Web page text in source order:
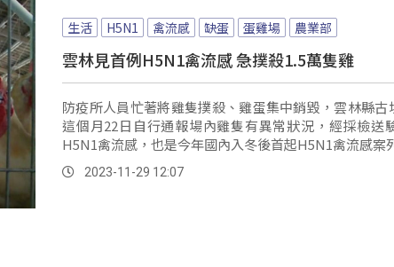
生活 H5N1 禽流感 缺蛋 蛋雞場 農業部
雲林見首例H5N1禽流感 急撲殺1.5萬隻雞
防疫所人員忙著將雞隻撲殺、雞蛋集中銷毀，雲林縣古
這個月22日自行通報場內雞隻有異常狀況，經採檢送
H5N1禽流感，也是今年國內入冬後首起H5N1禽流感案
2023-11-29 12:07